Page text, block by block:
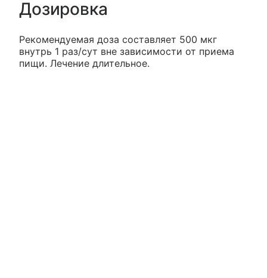
Дозировка
Рекомендуемая доза составляет 500 мкг
внутрь 1 раз/сут вне зависимости от приема
пищи. Лечение длительное.